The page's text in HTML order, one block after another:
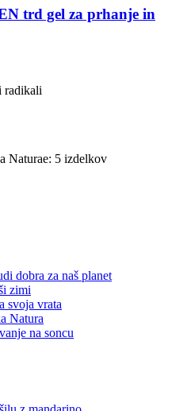
trd gel za prhanje in
radikali
Naturae: 5 izdelkov
dobra za naš planet
zimi
svoja vrata
Natura
na soncu